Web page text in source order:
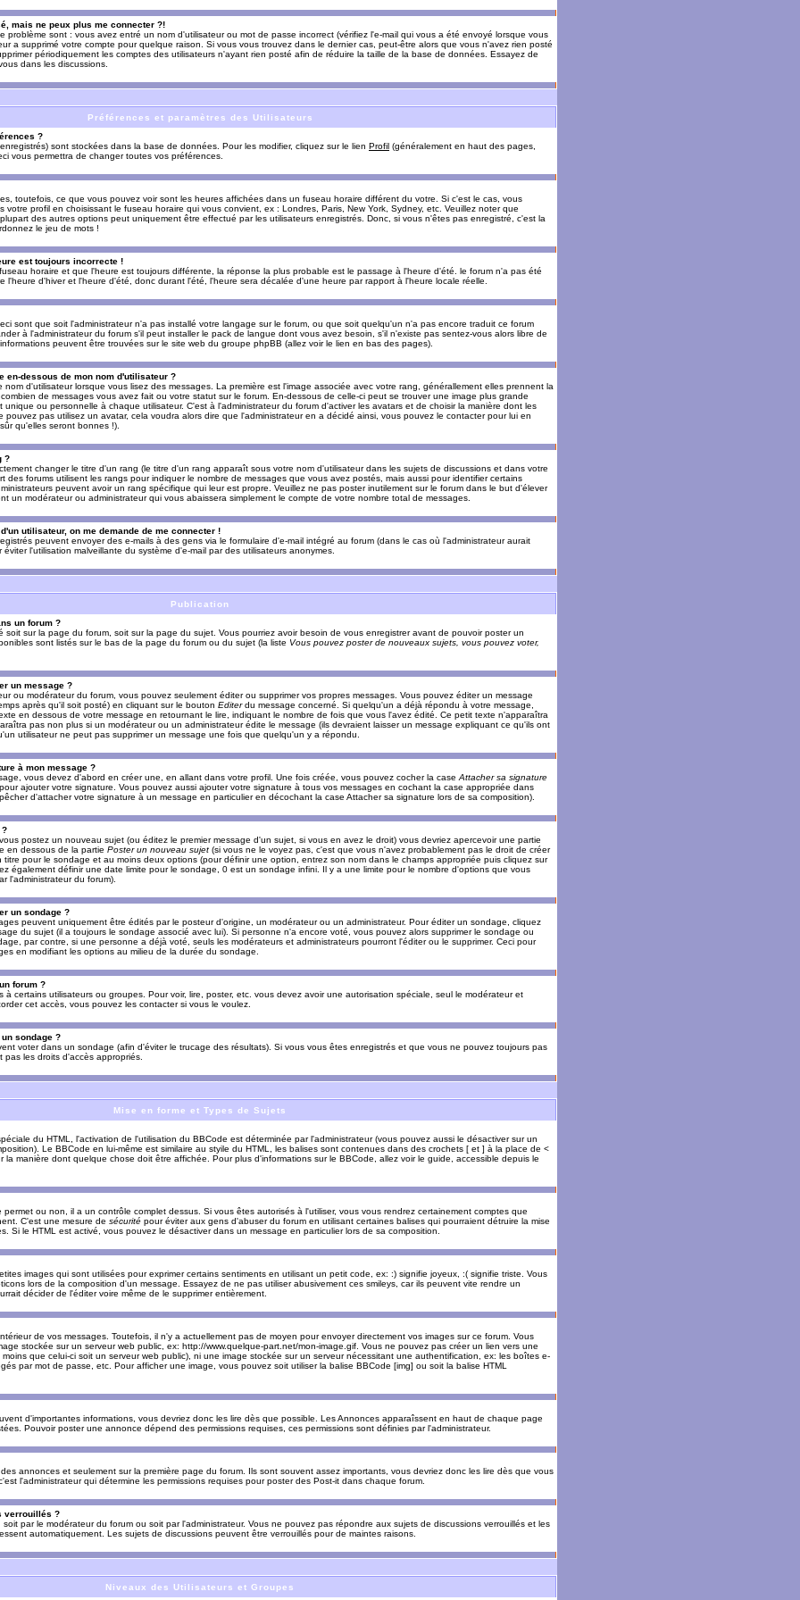
mais ne peux plus me connecter ?!
problème sont : vous avez entré un nom d'utilisateur ou mot de passe incorrect (vérifiez l'e-mail qui vous a été envoyé lorsque vous
a supprimé votre compte pour quelque raison. Si vous vous trouvez dans le dernier cas, peut-être alors que vous n'avez rien posté
périodiquement les comptes des utilisateurs n'ayant rien posté afin de réduire la taille de la base de données. Essayez de
dans les discussions.
Préférences et paramètres des Utilisateurs
?
sont stockées dans la base de données. Pour les modifier, cliquez sur le lien Profil (généralement en haut des pages,
vous permettra de changer toutes vos préférences.
toutefois, ce que vous pouvez voir sont les heures affichées dans un fuseau horaire différent du votre. Si c'est le cas, vous
votre profil en choisissant le fuseau horaire qui vous convient, ex : Londres, Paris, New York, Sydney, etc. Veuillez noter que
des autres options peut uniquement être effectué par les utilisateurs enregistrés. Donc, si vous n'êtes pas enregistré, c'est la
le jeu de mots !
est toujours incorrecte !
horaire et que l'heure est toujours différente, la réponse la plus probable est le passage à l'heure d'été. le forum n'a pas été
l'heure d'hiver et l'heure d'été, donc durant l'été, l'heure sera décalée d'une heure par rapport à l'heure locale réelle.
sont que soit l'administrateur n'a pas installé votre langage sur le forum, ou que soit quelqu'un n'a pas encore traduit ce forum
à l'administrateur du forum s'il peut installer le pack de langue dont vous avez besoin, s'il n'existe pas sentez-vous alors libre de
peuvent être trouvées sur le site web du groupe phpBB (allez voir le lien en bas des pages).
en-dessous de mon nom d'utilisateur ?
d'utilisateur lorsque vous lisez des messages. La première est l'image associée avec votre rang, générallement elles prennent la
de messages vous avez fait ou votre statut sur le forum. En-dessous de celle-ci peut se trouver une image plus grande
unique ou personnelle à chaque utilisateur. C'est à l'administrateur du forum d'activer les avatars et de choisir la manière dont les
pouvez pas utilisez un avatar, cela voudra alors dire que l'administrateur en a décidé ainsi, vous pouvez le contacter pour lui en
qu'elles seront bonnes !).
?
changer le titre d'un rang (le titre d'un rang apparaît sous votre nom d'utilisateur dans les sujets de discussions et dans votre
des forums utilisent les rangs pour indiquer le nombre de messages que vous avez postés, mais aussi pour identifier certains
peuvent avoir un rang spécifique qui leur est propre. Veuillez ne pas poster inutilement sur le forum dans le but d'élever
un modérateur ou administrateur qui vous abaissera simplement le compte de votre nombre total de messages.
utilisateur, on me demande de me connecter !
peuvent envoyer des e-mails à des gens via le formulaire d'e-mail intégré au forum (dans le cas où l'administrateur aurait
l'utilisation malveillante du système d'e-mail par des utilisateurs anonymes.
Publication
un forum ?
soit sur la page du forum, soit sur la page du sujet. Vous pourriez avoir besoin de vous enregistrer avant de pouvoir poster un
sont listés sur le bas de la page du forum ou du sujet (la liste Vous pouvez poster de nouveaux sujets, vous pouvez voter,
un message ?
ou modérateur du forum, vous pouvez seulement éditer ou supprimer vos propres messages. Vous pouvez éditer un message
après qu'il soit posté) en cliquant sur le bouton Editerdu message concerné. Si quelqu'un a déjà répondu à votre message,
en dessous de votre message en retournant le lire, indiquant le nombre de fois que vous l'avez édité. Ce petit texte n'apparaîtra
pas non plus si un modérateur ou un administrateur édite le message (ils devraient laisser un message expliquant ce qu'ils ont
utilisateur ne peut pas supprimer un message une fois que quelqu'un y a répondu.
à mon message ?
vous devez d'abord en créer une, en allant dans votre profil. Une fois créée, vous pouvez cocher la case Attacher sa signature
ajouter votre signature. Vous pouvez aussi ajouter votre signature à tous vos messages en cochant la case appropriée dans
d'attacher votre signature à un message en particulier en décochant la case Attacher sa signature lors de sa composition).
?
postez un nouveau sujet (ou éditez le premier message d'un sujet, si vous en avez le droit) vous devriez apercevoir une partie
en dessous de la partie Poster un nouveau sujet (si vous ne le voyez pas, c'est que vous n'avez probablement pas le droit de créer
pour le sondage et au moins deux options (pour définir une option, entrez son nom dans le champs appropriée puis cliquez sur
également définir une date limite pour le sondage, 0 est un sondage infini. Il y a une limite pour le nombre d'options que vous
l'administrateur du forum).
un sondage ?
peuvent uniquement être édités par le posteur d'origine, un modérateur ou un administrateur. Pour éditer un sondage, cliquez
du sujet (il a toujours le sondage associé avec lui). Si personne n'a encore voté, vous pouvez alors supprimer le sondage ou
par contre, si une personne a déjà voté, seuls les modérateurs et administrateurs pourront l'éditer ou le supprimer. Ceci pour
en modifiant les options au milieu de la durée du sondage.
forum ?
à certains utilisateurs ou groupes. Pour voir, lire, poster, etc. vous devez avoir une autorisation spéciale, seul le modérateur et
cet accès, vous pouvez les contacter si vous le voulez.
sondage ?
voter dans un sondage (afin d'éviter le trucage des résultats). Si vous vous êtes enregistrés et que vous ne pouvez toujours pas
les droits d'accès appropriés.
Mise en forme et Types de Sujets
du HTML, l'activation de l'utilisation du BBCode est déterminée par l'administrateur (vous pouvez aussi le désactiver sur un
Le BBCode en lui-même est similaire au styile du HTML, les balises sont contenues dans des crochets [ et ] à la place de <
la manière dont quelque chose doit être affichée. Pour plus d'informations sur le BBCode, allez voir le guide, accessible depuis le
ou non, il a un contrôle complet dessus. Si vous êtes autorisés à l'utiliser, vous vous rendrez certainement comptes que
C'est une mesure de sécurité pour éviter aux gens d'abuser du forum en utilisant certaines balises qui pourraient détruire la mise
Si le HTML est activé, vous pouvez le désactiver dans un message en particulier lors de sa composition.
images qui sont utilisées pour exprimer certains sentiments en utilisant un petit code, ex: :) signifie joyeux, :( signifie triste. Vous
lors de la composition d'un message. Essayez de ne pas utiliser abusivement ces smileys, car ils peuvent vite rendre un
décider de l'éditer voire même de le supprimer entièrement.
de vos messages. Toutefois, il n'y a actuellement pas de moyen pour envoyer directement vos images sur ce forum. Vous
stockée sur un serveur web public, ex: http://www.quelque-part.net/mon-image.gif. Vous ne pouvez pas créer un lien vers une
que celui-ci soit un serveur web public), ni une image stockée sur un serveur nécessitant une authentification, ex: les boîtes e-
par mot de passe, etc. Pour afficher une image, vous pouvez soit utiliser la balise BBCode [img] ou soit la balise HTML
d'importantes informations, vous devriez donc les lire dès que possible. Les Annonces apparaîssent en haut de chaque page
Pouvoir poster une annonce dépend des permissions requises, ces permissions sont définies par l'administrateur.
annonces et seulement sur la première page du forum. Ils sont souvent assez importants, vous devriez donc les lire dès que vous
l'administrateur qui détermine les permissions requises pour poster des Post-it dans chaque forum.
verrouillés ?
par le modérateur du forum ou soit par l'administrateur. Vous ne pouvez pas répondre aux sujets de discussions verrouillés et les
automatiquement. Les sujets de discussions peuvent être verrouillés pour de maintes raisons.
Niveaux des Utilisateurs et Groupes